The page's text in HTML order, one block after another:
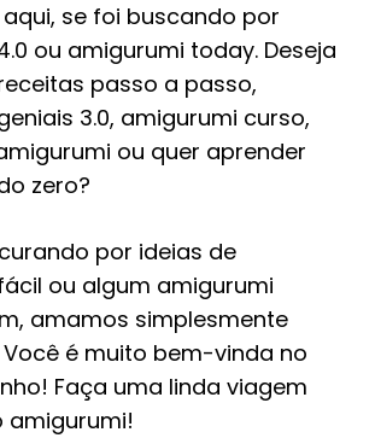
se foi buscando por
ou amigurumi today. Deseja
passo a passo,
3.0, amigurumi curso,
ou quer aprender
zero?
por ideias de
ou algum amigurumi
amamos simplesmente
é muito bem-vinda no
Faça uma linda viagem
amigurumi!